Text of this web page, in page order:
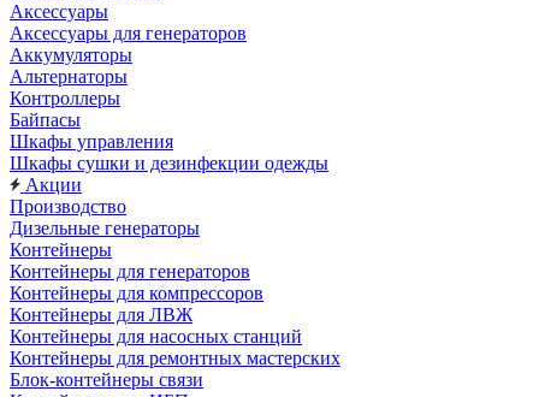
Аксессуары
Аксессуары для генераторов
Аккумуляторы
Альтернаторы
Контроллеры
Байпасы
Шкафы управления
Шкафы сушки и дезинфекции одежды
Акции
Производство
Дизельные генераторы
Контейнеры
Контейнеры для генераторов
Контейнеры для компрессоров
Контейнеры для ЛВЖ
Контейнеры для насосных станций
Контейнеры для ремонтных мастерских
Блок-контейнеры связи